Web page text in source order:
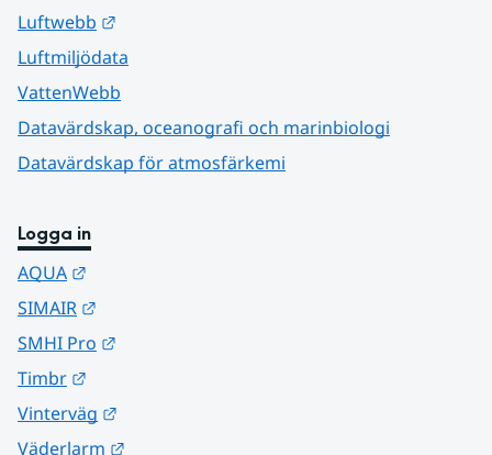
Luftwebb
Luftmiljödata
VattenWebb
Datavärdskap, oceanografi och marinbiologi
Datavärdskap för atmosfärkemi
Logga in
AQUA
SIMAIR
SMHI Pro
Timbr
Vinterväg
Väderlarm